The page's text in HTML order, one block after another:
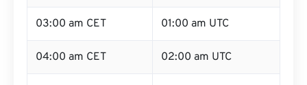
03:00 am CET 01:00 am UTC
04:00 am CET 02:00 am UTC